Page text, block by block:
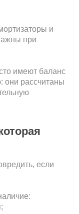
и
при
имеют баланс
они рассчитаны
если